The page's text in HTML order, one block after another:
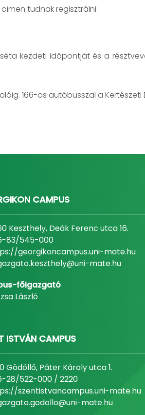
tudnak regisztrálni:
kezdeti időpontját és a
166-os autóbusszal a
CAMPUS
Keszthely, Deák Ferenc utca 16.
83/545-000
georgikoncampus.uni-mate.hu
mate.hu
főigazgató
László
ISTVÁN CAMPUS
Gödöllő, Páter Károly utca 1.
28/522-000 / 2220
szentistvancampus.uni-mate.hu
mate.hu